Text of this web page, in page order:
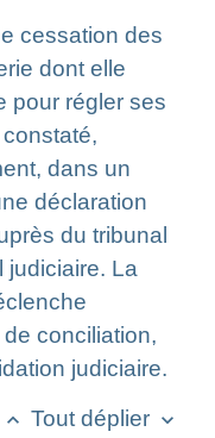
cessation des
dont elle
pour régler ses
dans un
déclaration
du tribunal
judiciaire. La
conciliation,
judiciaire.
keyboard_arrow_up Tout déplier keyboard_arrow_down